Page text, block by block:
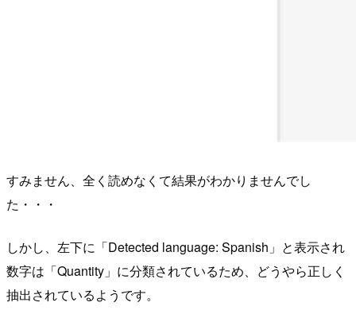
すみません、全く読めなくて結果がわかりませんでし
た・・・
しかし、左下に「Detected language: Spanish」と表示され
数字は「Quantity」に分類されているため、どうやら正しく
抽出されているようです。